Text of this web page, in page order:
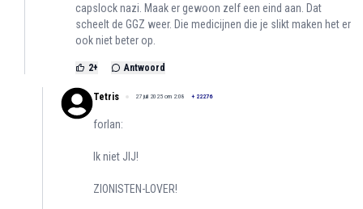
capslock nazi. Maak er gewoon zelf een eind aan. Dat
scheelt de GGZ weer. Die medicijnen die je slikt maken het er
ook niet beter op.
2+ Antwoord
Tetris 27 juli 2025 om 2:08 + 22276
forlan:
Ik niet JIJ!
ZIONISTEN-LOVER!